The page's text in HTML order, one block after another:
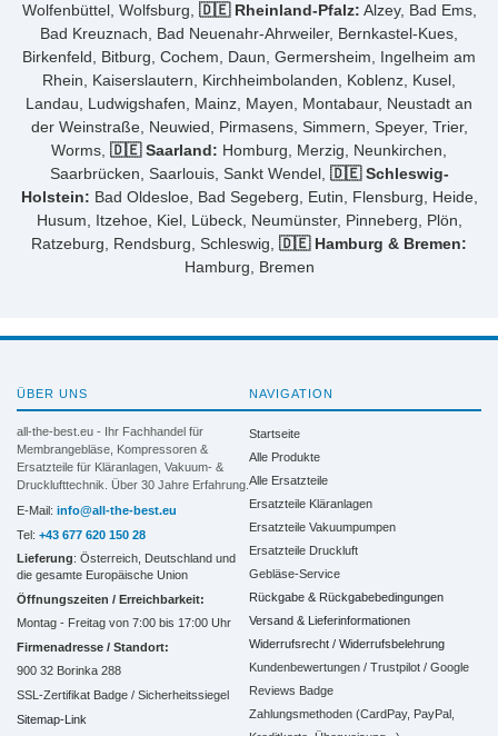
Wolfenbüttel, Wolfsburg, 🇩🇪 Rheinland-Pfalz: Alzey, Bad Ems,
Bad Kreuznach, Bad Neuenahr-Ahrweiler, Bernkastel-Kues,
Birkenfeld, Bitburg, Cochem, Daun, Germersheim, Ingelheim am
Rhein, Kaiserslautern, Kirchheimbolanden, Koblenz, Kusel,
Landau, Ludwigshafen, Mainz, Mayen, Montabaur, Neustadt an
der Weinstraße, Neuwied, Pirmasens, Simmern, Speyer, Trier,
Worms, 🇩🇪 Saarland: Homburg, Merzig, Neunkirchen,
Saarbrücken, Saarlouis, Sankt Wendel, 🇩🇪 Schleswig-
Holstein: Bad Oldesloe, Bad Segeberg, Eutin, Flensburg, Heide,
Husum, Itzehoe, Kiel, Lübeck, Neumünster, Pinneberg, Plön,
Ratzeburg, Rendsburg, Schleswig, 🇩🇪 Hamburg & Bremen:
Hamburg, Bremen
ÜBER UNS
all-the-best.eu - Ihr Fachhandel für
Membrangebläse, Kompressoren &
Ersatzteile für Kläranlagen, Vakuum- &
Drucklufttechnik. Über 30 Jahre Erfahrung.
E-Mail: info@all-the-best.eu
Tel: +43 677 620 150 28
Lieferung: Österreich, Deutschland und
die gesamte Europäische Union
Öffnungszeiten / Erreichbarkeit:
Montag - Freitag von 7:00 bis 17:00 Uhr
Firmenadresse / Standort:
900 32 Borinka 288
SSL-Zertifikat Badge / Sicherheitssiegel
Sitemap-Link
NAVIGATION
Startseite
Alle Produkte
Alle Ersatzteile
Ersatzteile Kläranlagen
Ersatzteile Vakuumpumpen
Ersatzteile Druckluft
Gebläse-Service
Rückgabe & Rückgabebedingungen
Versand & Lieferinformationen
Widerrufsrecht / Widerrufsbelehrung
Kundenbewertungen / Trustpilot / Google
Reviews Badge
Zahlungsmethoden (CardPay, PayPal,